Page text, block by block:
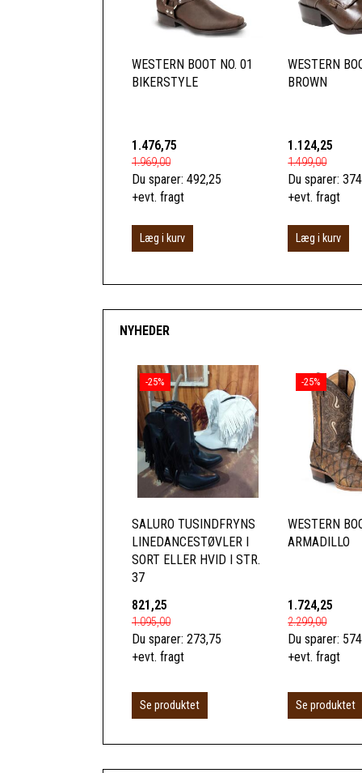
WESTERN BOOT NO. 01
BIKERSTYLE
1.476,75
1.969,00
Du sparer: 492,25
+evt. fragt
Læg i kurv
WESTERN
BROWN
1.124,25
1.499,00
Du sparer:
+evt. fragt
Læg i kurv
NYHEDER
-25%
SALURO TUSINDFRYNS
LINEDANCESTØVLER I
SORT ELLER HVID I STR.
37
821,25
1.095,00
Du sparer: 273,75
+evt. fragt
Se produktet
-25%
WESTERN
ARMADILLO
1.724,25
2.299,00
Du sparer:
+evt. fragt
Se produktet